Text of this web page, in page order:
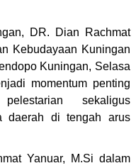
DR. Dian Rachmat
Kebudayaan Kuningan
Kuningan, Selasa
momentum penting
sekaligus
daerah di tengah arus
Yanuar, M.Si dalam